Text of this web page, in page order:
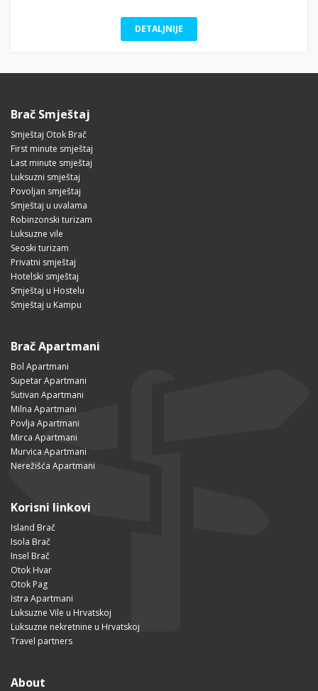
DETALJNIJE
Brač Smještaj
Smještaj Otok Brač
First minute smještaj
Last minute smještaj
Luksuzni smještaj
Povoljan smještaj
Smještaj u uvalama
Robinzonski turizam
Luksuzne vile
Seoski turizam
Privatni smještaj
Hotelski smještaj
Smještaj u Hostelu
Smještaj u Kampu
Brač Apartmani
Bol Apartmani
Supetar Apartmani
Sutivan Apartmani
Milna Apartmani
Povlja Apartmani
Mirca Apartmani
Murvica Apartmani
Nerežišća Apartmani
Korisni linkovi
Island Brač
Isola Brač
Insel Brač
Otok Hvar
Otok Pag
Istra Apartmani
Luksuzne Vile u Hrvatskoj
Luksuzne nekretnine u Hrvatskoj
Travel partners
About